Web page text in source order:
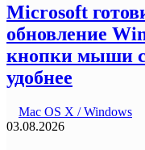
Microsoft
обновление
кнопки мыши
удобнее
Mac OS X / Windows
03.08.2026